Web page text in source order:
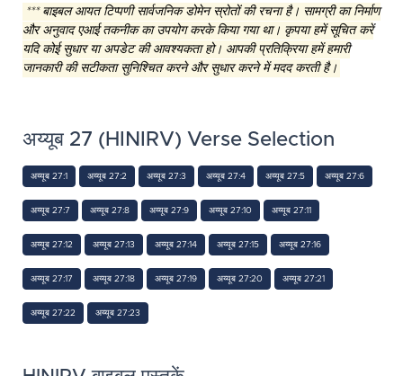
*** बाइबल आयत टिप्पणी सार्वजनिक डोमेन स्रोतों की रचना है। सामग्री का निर्माण
और अनुवाद एआई तकनीक का उपयोग करके किया गया था। कृपया हमें सूचित करें
यदि कोई सुधार या अपडेट की आवश्यकता हो। आपकी प्रतिक्रिया हमें हमारी
जानकारी की सटीकता सुनिश्चित करने और सुधार करने में मदद करती है।
अय्यूब 27 (HINIRV) Verse Selection
अय्यूब 27:1 अय्यूब 27:2 अय्यूब 27:3 अय्यूब 27:4 अय्यूब 27:5 अय्यूब 27:6
अय्यूब 27:7 अय्यूब 27:8 अय्यूब 27:9 अय्यूब 27:10 अय्यूब 27:11
अय्यूब 27:12 अय्यूब 27:13 अय्यूब 27:14 अय्यूब 27:15 अय्यूब 27:16
अय्यूब 27:17 अय्यूब 27:18 अय्यूब 27:19 अय्यूब 27:20 अय्यूब 27:21
अय्यूब 27:22 अय्यूब 27:23